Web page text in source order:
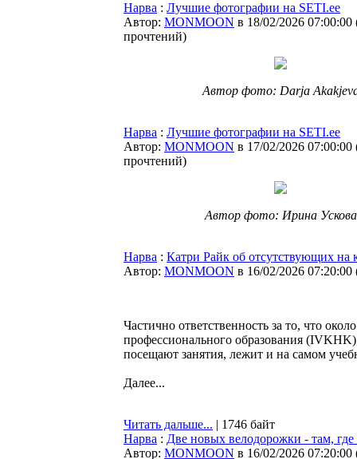
Нарва : Лучшие фотографии на SETI.ee
Автор: MONMOON в 18/02/2026 07:00:00
прочтений)
Автор фото: Darja
Нарва : Лучшие фотографии на SETI.ee
Автор: MONMOON в 17/02/2026 07:00:00
прочтений)
Автор фото: Ирина Ускова
Нарва : Катри Райк об отсутствующих на
Автор: MONMOON в 16/02/2026 07:20:00
Частично ответственность за то, что
профессионального образования
посещают занятия, лежит и на самом
Далее...
Читать дальше... | 1746 байт
Нарва : Две новых велодорожки - там,
Автор: MONMOON в 16/02/2026 07:20:00